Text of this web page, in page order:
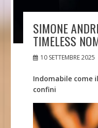
SIMONE
TIMELESS
10 SETTEMBRE 2025
Indomabile come
confini